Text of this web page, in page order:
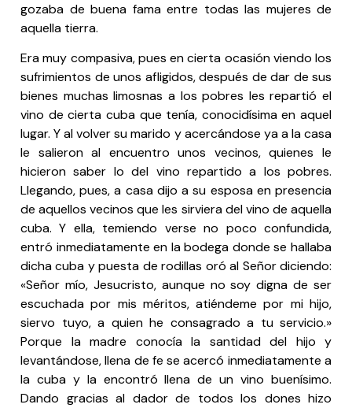
gozaba de buena fama entre todas las mujeres de
aquella tierra.
Era muy compasiva, pues en cierta ocasión viendo los
sufrimientos de unos afligidos, después de dar de sus
bienes muchas limosnas a los pobres les repartió el
vino de cierta cuba que tenía, conocidísima en aquel
lugar. Y al volver su marido y acercándose ya a la casa
le salieron al encuentro unos vecinos, quienes le
hicieron saber lo del vino repartido a los pobres.
Llegando, pues, a casa dijo a su esposa en presencia
de aquellos vecinos que les sirviera del vino de aquella
cuba. Y ella, temiendo verse no poco confundida,
entró inmediatamente en la bodega donde se hallaba
dicha cuba y puesta de rodillas oró al Señor diciendo:
«Señor mío, Jesucristo, aunque no soy digna de ser
escuchada por mis méritos, atiéndeme por mi hijo,
siervo tuyo, a quien he consagrado a tu servicio.»
Porque la madre conocía la santidad del hijo y
levantándose, llena de fe se acercó inmediatamente a
la cuba y la encontró llena de un vino buenísimo.
Dando gracias al dador de todos los dones hizo